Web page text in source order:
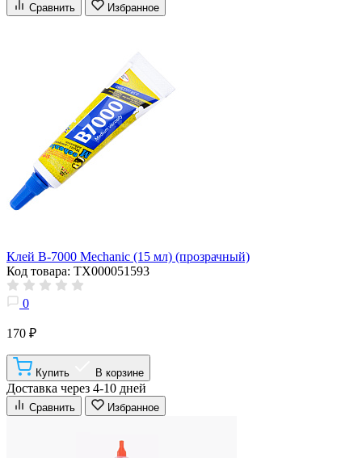
Сравнить Избранное
Клей B-7000 Mechanic (15 мл) (прозрачный)
Код товара: ТХ000051593
0
170 ₽
Купить В корзине
Доставка через 4-10 дней
Сравнить Избранное